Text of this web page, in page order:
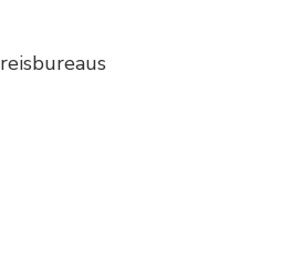
reisbureaus